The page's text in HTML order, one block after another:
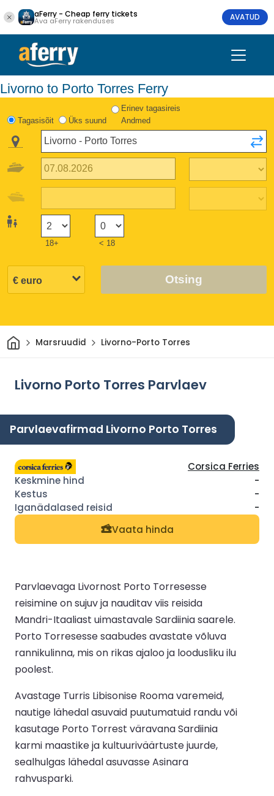
aFerry - Cheap ferry tickets
Ava aFerry rakenduses AVATUD
Livorno to Porto Torres Ferry
Tagasisõit Üks suund
Erinev tagasireis
Andmed
18+ < 18
Otsing
Avaleht
Marsruudid Livorno-Porto Torres
Livorno Porto Torres Parvlaev
Parvlaevafirmad Livorno Porto Torres
Corsica Ferries
-
-
-
Vaata hinda
Parvlaevaga Livornost Porto Torresesse
reisimine on sujuv ja nauditav viis reisida
Mandri-Itaaliast uimastavale Sardiinia saarele.
Porto Torresesse saabudes avastate võluva
rannikulinna, mis on rikas ajaloo ja loodusliku ilu
poolest.
Avastage Turris Libisonise Rooma varemeid,
nautige lähedal asuvaid puutumatuid randu või
kasutage Porto Torrest väravana Sardiinia
karmi maastike ja kultuuriväärtuste juurde,
sealhulgas lähedal asuvasse Asinara
rahvusparki.